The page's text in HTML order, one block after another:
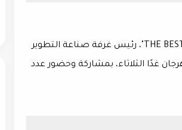
أعلن المهندس طارق شكري، الرئيس الشرفي لمهرجان "عقار مصر – THE BEST REAL ESTATE 24"، رئيس غرفة صناعة التطوير
غدًا الثلاثاء، بمشاركة وحضور عدد